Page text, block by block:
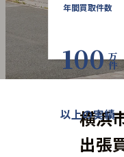
年間買取件数
100万件
以上の実績
横浜
出張